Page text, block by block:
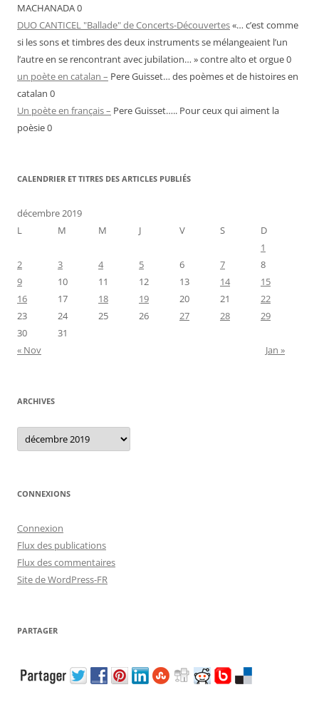
MACHANADA 0
DUO CANTICEL "Ballade" de Concerts-Découvertes«… c’est comme
si les sons et timbres des deux instruments se mélangeaient l’un
l’autre en se rencontrant avec jubilation… » contre alto et orgue 0
un poète en catalan – Pere Guisset… des poèmes et de histoires en
catalan 0
Un poète en français – Pere Guisset….. Pour ceux qui aiment la
poèsie 0
CALENDRIER ET TITRES DES ARTICLES PUBLIÉS
décembre 2019
L
M M J V S
D
1
2
3 4 5 6 7
8
9
10 11 12 13 14
15
16
17 18 19 20 21
22
23
24 25 26 27 28
29
30
31
« Nov
Jan »
ARCHIVES
Archives
CONNEXIONS
Connexion
Flux des publications
Flux des commentaires
Site de WordPress-FR
PARTAGER